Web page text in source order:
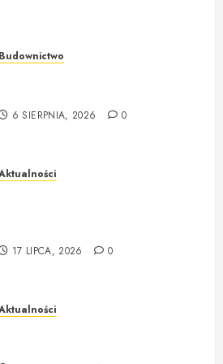
Budownictwo
6 SIERPNIA, 2026 0
17 LIPCA, 2026 0